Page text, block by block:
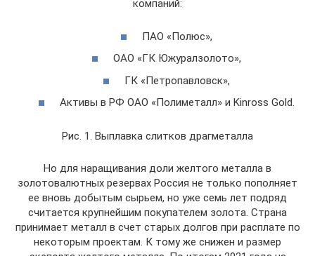
компаний:
ПАО «Полюс»,
ОАО «ГК Южуралзолото»,
ГК «Петропавловск»,
Активы в РФ ОАО «Полиметалл» и Kinross Gold.
Рис. 1. Выплавка слитков драгметалла
Но для наращивания доли желтого металла в
золотовалютных резервах Россия не только пополняет
ее вновь добытым сырьем, но уже семь лет подряд
считается крупнейшим покупателем золота. Страна
принимает металл в счет старых долгов при расплате по
некоторым проектам. К тому же снижен и размер